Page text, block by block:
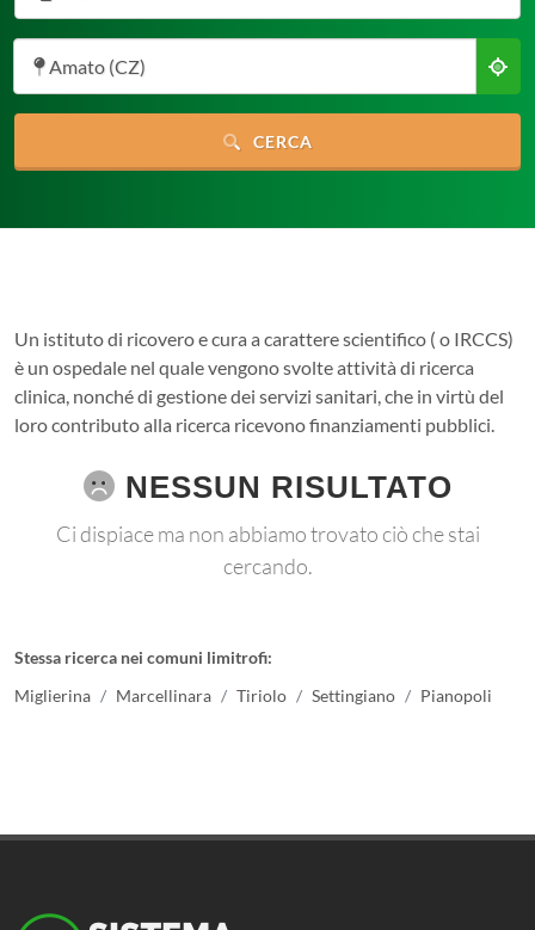
Amato (CZ)
CERCA
Un istituto di ricovero e cura a carattere scientifico ( o IRCCS)
è un ospedale nel quale vengono svolte attività di ricerca
clinica, nonché di gestione dei servizi sanitari, che in virtù del
loro contributo alla ricerca ricevono finanziamenti pubblici.
NESSUN RISULTATO
Ci dispiace ma non abbiamo trovato ciò che stai
cercando.
Stessa ricerca nei comuni limitrofi:
Miglierina
Marcellinara Tiriolo Settingiano Pianopoli